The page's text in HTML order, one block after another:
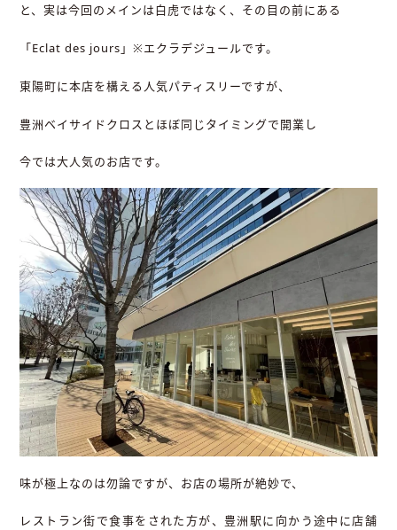
と、実は今回のメインは白虎ではなく、その目の前にある
「Eclat des jours 」※エクラデジュールです。
東陽町に本店を構える人気パティスリーですが、
豊洲ベイサイドクロスとほぼ同じタイミングで開業し
今では大人気のお店です。
味が極上なのは勿論ですが、お店の場所が絶妙で、
レストラン街で食事をされた方が、豊洲駅に向かう途中に店舗